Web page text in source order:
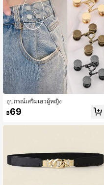
อุปกรณ์เสริมเอวผู้หญิง
฿69